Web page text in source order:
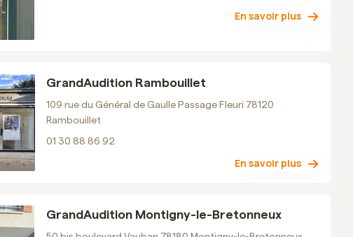
En savoir plus
GrandAudition Rambouillet
109 rue du Général de Gaulle Passage Fleuri 78120
Rambouillet
01 30 88 86 92
En savoir plus
GrandAudition Montigny-le-Bretonneux